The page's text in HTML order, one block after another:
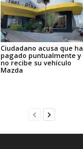
Ciudadano acusa que ha
pagado puntualmente y
no recibe su vehículo
Mazda